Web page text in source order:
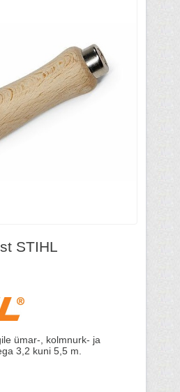
STIHL
ümar-, kolmnurk- ja
3,2 kuni 5,5 m.